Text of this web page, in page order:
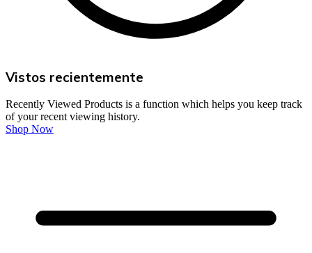
Vistos recientemente
Recently Viewed Products is a function which helps you keep track
of your recent viewing history.
Shop Now